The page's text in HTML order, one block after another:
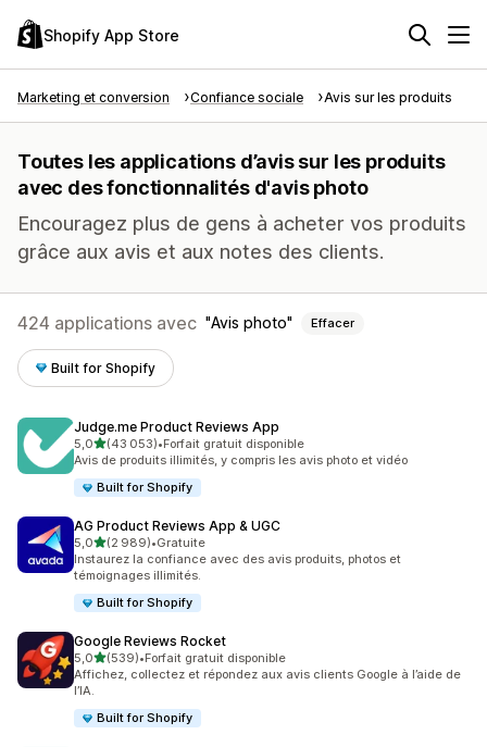
Shopify App Store
Marketing et conversion Confiance sociale Avis sur les produits
Toutes les applications d’avis sur les produits
avec des fonctionnalités d'avis photo
Encouragez plus de gens à acheter vos produits
grâce aux avis et aux notes des clients.
424 applications avec Avis photo Effacer
Built for Shopify
Judge.me Product Reviews App
5,0étoile(s) sur 5
(43 053)
43053 avis au total
•Forfait gratuit disponible
Avis de produits illimités, y compris les avis photo et vidéo
Built for Shopify
AG Product Reviews App & UGC
5,0étoile(s) sur 5
(2 989)
2989 avis au total
•Gratuite
Instaurez la confiance avec des avis produits, photos et
témoignages illimités.
Built for Shopify
Google Reviews Rocket
5,0étoile(s) sur 5
(539)
539 avis au total
•Forfait gratuit disponible
Affichez, collectez et répondez aux avis clients Google à l’aide de
l’IA.
Built for Shopify